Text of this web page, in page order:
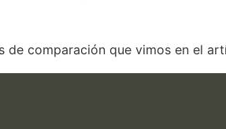
de comparación que vimos en el